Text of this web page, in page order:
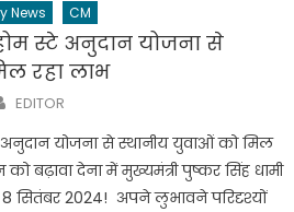
News CM
स्टे अनुदान योजना से
रहा लाभ
Author
EDITOR
अनुदान योजना से स्थानीय युवाओं को मिल
बढ़ावा देना में मुख्यमंत्री पुष्कर सिंह धामी
8 सितंबर 2024! अपने लुभावने परिदृश्यों